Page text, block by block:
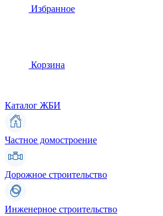
Избранное
Корзина
Каталог ЖБИ
Частное домостроение
Дорожное строительство
Инженерное строительство